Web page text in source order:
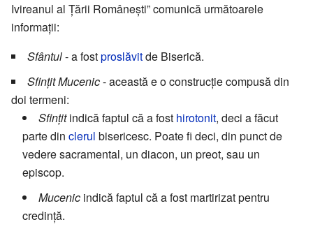
Ivireanul al Țării Românești” comunică următoarele
informații:
Sfântul- a fostproslăvitde Biserică.
Sfințit Mucenic- această e o construcție compusă din
doi termeni:
Sfințitindică faptul că a fost hirotonit, deci a făcut
parte din clerul bisericesc. Poate fi deci, din punct de
vedere sacramental, un diacon, un preot, sau un
episcop.
Mucenic indică faptul că a fost martirizat pentru
credință.